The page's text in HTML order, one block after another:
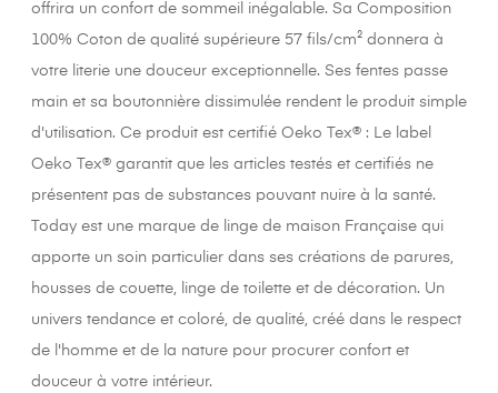
offrira un confort de sommeil inégalable. Sa Composition
100% Coton de qualité supérieure 57 fils/cm² donnera à
votre literie une douceur exceptionnelle. Ses fentes passe
main et sa boutonnière dissimulée rendent le produit simple
d'utilisation. Ce produit est certifié Oeko Tex® : Le label
Oeko Tex® garantit que les articles testés et certifiés ne
présentent pas de substances pouvant nuire à la santé.
Today est une marque de linge de maison Française qui
apporte un soin particulier dans ses créations de parures,
housses de couette, linge de toilette et de décoration. Un
univers tendance et coloré, de qualité, créé dans le respect
de l'homme et de la nature pour procurer confort et
douceur à votre intérieur.